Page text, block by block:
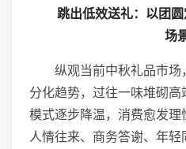
跳出低效送礼：以团
场
纵观当前中秋礼品市场
分化趋势，过往一味堆砌
模式逐步降温，消费愈发
人情往来、商务答谢、年